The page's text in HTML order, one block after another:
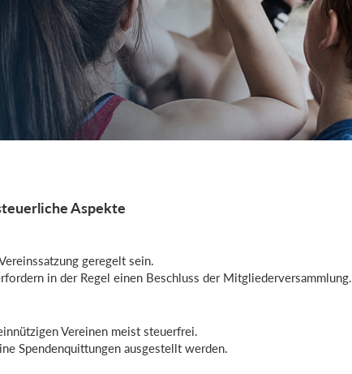
Aspekte
geregelt sein.
in der Regel einen Beschluss der Mitgliederversammlung.
Vereinen meist steuerfrei.
Spendenquittungen ausgestellt werden.